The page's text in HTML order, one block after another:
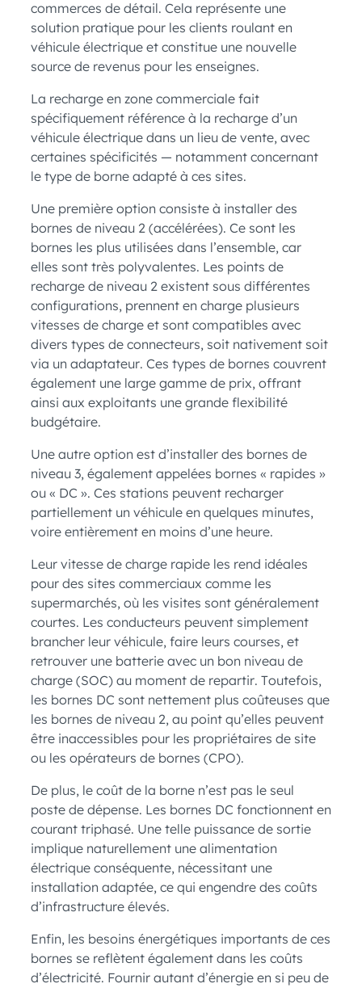
commerces de détail. Cela représente une
solution pratique pour les clients roulant en
véhicule électrique et constitue une nouvelle
source de revenus pour les enseignes.
La recharge en zone commerciale fait
spécifiquement référence à la recharge d’un
véhicule électrique dans un lieu de vente, avec
certaines spécificités — notamment concernant
le type de borne adapté à ces sites.
Une première option consiste à installer des
bornes de niveau 2 (accélérées). Ce sont les
bornes les plus utilisées dans l’ensemble, car
elles sont très polyvalentes. Les points de
recharge de niveau 2 existent sous différentes
configurations, prennent en charge plusieurs
vitesses de charge et sont compatibles avec
divers types de connecteurs, soit nativement soit
via un adaptateur. Ces types de bornes couvrent
également une large gamme de prix, offrant
ainsi aux exploitants une grande flexibilité
budgétaire.
Une autre option est d’installer des bornes de
niveau 3, également appelées bornes « rapides »
ou « DC ». Ces stations peuvent recharger
partiellement un véhicule en quelques minutes,
voire entièrement en moins d’une heure.
Leur vitesse de charge rapide les rend idéales
pour des sites commerciaux comme les
supermarchés, où les visites sont généralement
courtes. Les conducteurs peuvent simplement
brancher leur véhicule, faire leurs courses, et
retrouver une batterie avec un bon niveau de
charge (SOC) au moment de repartir. Toutefois,
les bornes DC sont nettement plus coûteuses que
les bornes de niveau 2, au point qu’elles peuvent
être inaccessibles pour les propriétaires de site
ou les opérateurs de bornes (CPO).
De plus, le coût de la borne n’est pas le seul
poste de dépense. Les bornes DC fonctionnent en
courant triphasé. Une telle puissance de sortie
implique naturellement une alimentation
électrique conséquente, nécessitant une
installation adaptée, ce qui engendre des coûts
d’infrastructure élevés.
Enfin, les besoins énergétiques importants de ces
bornes se reflètent également dans les coûts
d’électricité. Fournir autant d’énergie en si peu de